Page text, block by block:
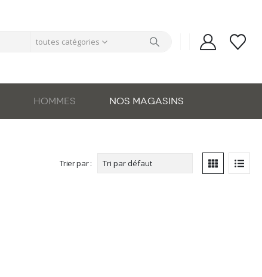
toutes catégories
HOMMES NOS MAGASINS
Trier par :